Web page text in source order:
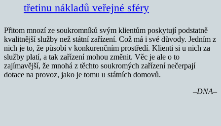
třetinu nákladů veřejné sféry
Přitom mnozí ze soukromníků svým klientům poskytují podstatně
kvalitnější služby než státní zařízení. Což má i své důvody. Jedním z
nich je to, že působí v konkurenčním prostředí. Klienti si u nich za
služby platí, a tak zařízení mohou změnit. Věc je ale o to
zajímavější, že mnohá z těchto soukromých zařízení nečerpají
dotace na provoz, jako je tomu u státních domovů.
–DNA–